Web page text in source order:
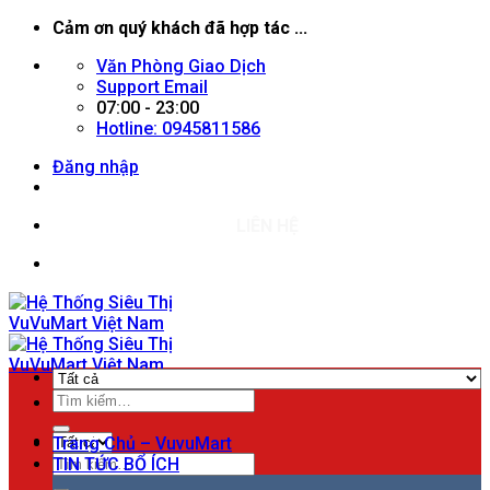
ChuyểnCảm ơn quý khách đã hợp tác ...
Văn Phòng Giao Dịch
Support Email
07:00 - 23:00
Hotline: 0945811586
Đăng nhập
Menu
Tìm
kiếm:
Tìm
kiếm:
Trang Chủ – VuvuMart
TIN TỨC BỔ ÍCH